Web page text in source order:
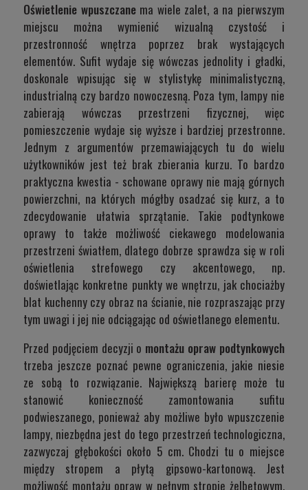
Oświetlenie wpuszczanema wiele zalet, a na pierwszym
miejscu można wymienić wizualną czystość i
przestronność wnętrza poprzez brak wystających
elementów. Sufit wydaje się wówczas jednolity i gładki,
doskonale wpisując się w stylistykę minimalistyczną,
industrialną czy bardzo nowoczesną. Poza tym, lampy nie
zabierają wówczas przestrzeni fizycznej, więc
pomieszczenie wydaje się wyższe i bardziej przestronne.
Jednym z argumentów przemawiających tu do wielu
użytkowników jest też brak zbierania kurzu. To bardzo
praktyczna kwestia - schowane oprawy nie mają górnych
powierzchni, na których mógłby osadzać się kurz, a to
zdecydowanie ułatwia sprzątanie. Takie podtynkowe
oprawy to także możliwość ciekawego modelowania
przestrzeni światłem, dlatego dobrze sprawdza się w roli
oświetlenia strefowego czy akcentowego, np.
doświetlając konkretne punkty we wnętrzu, jak chociażby
blat kuchenny czy obraz na ścianie, nie rozpraszając przy
tym uwagi i jej nie odciągając od oświetlanego elementu.
Przed podjęciem decyzji o montażu opraw podtynkowych
trzeba jeszcze poznać pewne ograniczenia, jakie niesie
ze sobą to rozwiązanie. Największą barierę może tu
stanowić konieczność zamontowania sufitu
podwieszanego, ponieważ aby możliwe było wpuszczenie
lampy, niezbędna jest do tego przestrzeń technologiczna,
zazwyczaj głębokości około 5 cm. Chodzi tu o miejsce
między stropem a płytą gipsowo-kartonową. Jest
możliwość montażu opraw w pełnym stropie żelbetowym,